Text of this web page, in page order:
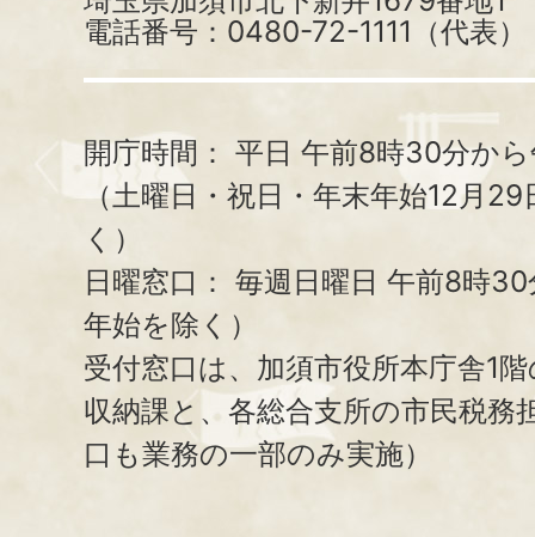
電話番号：0480-72-1111（代表）
開庁時間： 平日 午前8時30分か
（土曜日・祝日・年末年始12月
く）
日曜窓口： 毎週日曜日 午前8時
年始を除く）
受付窓口は、加須市役所本庁舎1
収納課と、 各総合支所の市民税務
口も業務の一部のみ実施）